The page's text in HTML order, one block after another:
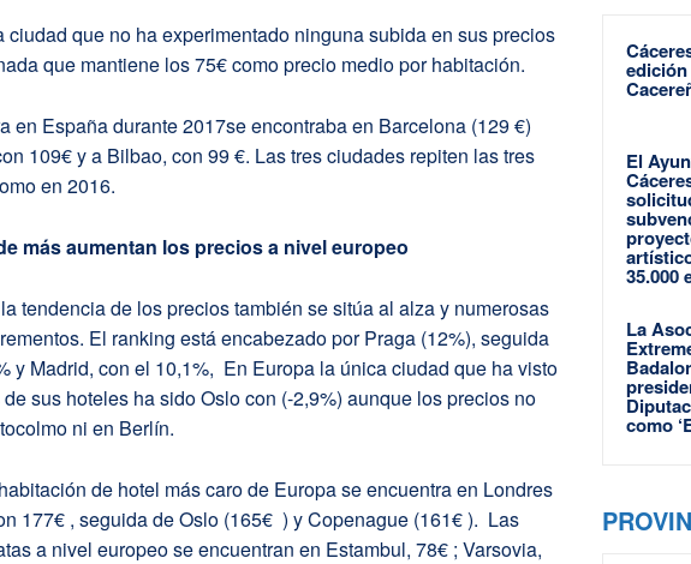
ciudad que no ha experimentado ninguna subida en sus precios
que mantiene los 75€ como precio medio por habitación.
en España durante 2017se encontraba en Barcelona (129 €)
109€ y a Bilbao, con 99 €. Las tres ciudades repiten las tres
en 2016.
más aumentan los precios a nivel europeo
tendencia de los precios también se sitúa al alza y numerosas
El ranking está encabezado por Praga (12%), seguida
y Madrid, con el 10,1%, En Europa la única ciudad que ha visto
sus hoteles ha sido Oslo con (-2,9%) aunque los precios no
ni en Berlín.
de hotel más caro de Europa se encuentra en Londres
177€ , seguida de Oslo (165€ ) y Copenague (161€ ). Las
a nivel europeo se encuentran en Estambul, 78€ ; Varsovia,
El
35.000
La
como